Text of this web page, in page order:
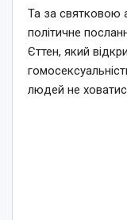
Та за святковою
політичне
Єттен, який
людей не